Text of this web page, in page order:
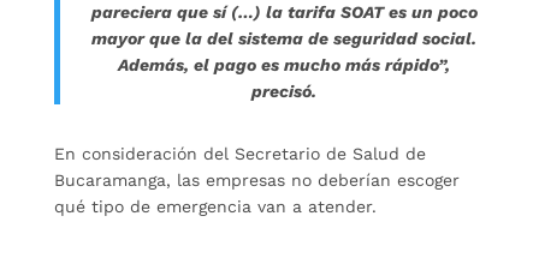
pareciera que sí (…) la tarifa SOAT es un poco
mayor que la del sistema de seguridad social.
Además, el pago es mucho más rápido”,
precisó.
En consideración del Secretario de Salud de
Bucaramanga, las empresas no deberían escoger
qué tipo de emergencia van a atender.